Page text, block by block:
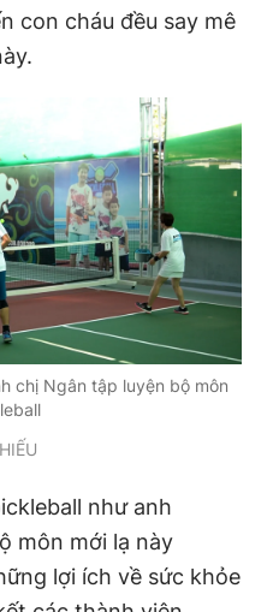
con cháu đều say mê
chị Ngân tập luyện bộ môn
như anh
môn mới lạ này
lợi ích về sức khỏe